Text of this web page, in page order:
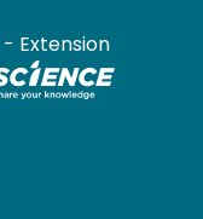
- Extension